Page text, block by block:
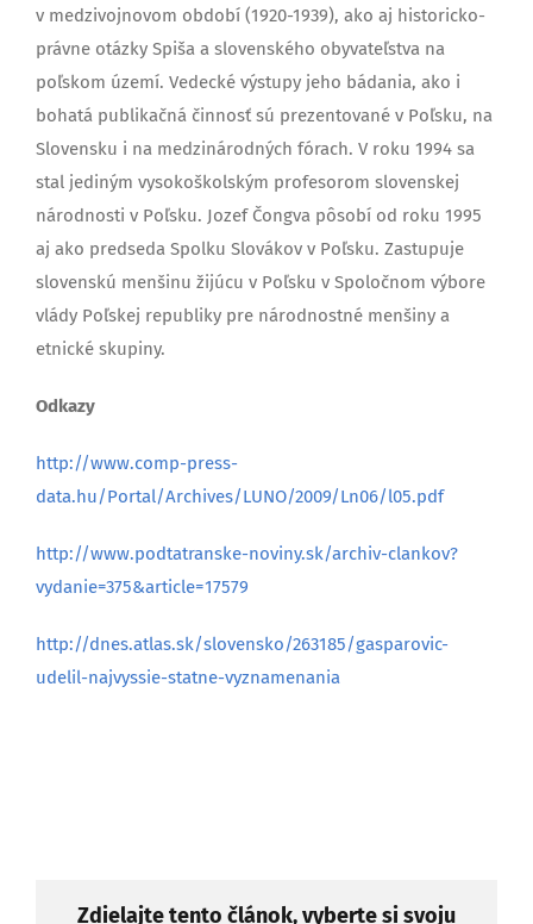
v medzivojnovom období (1920-1939), ako aj historicko-
právne otázky Spiša a slovenského obyvateľstva na
poľskom území. Vedecké výstupy jeho bádania, ako i
bohatá publikačná činnosť sú prezentované v Poľsku, na
Slovensku i na medzinárodných fórach. V roku 1994 sa
stal jediným vysokoškolským profesorom slovenskej
národnosti v Poľsku. Jozef Čongva pôsobí od roku 1995
aj ako predseda Spolku Slovákov v Poľsku. Zastupuje
slovenskú menšinu žijúcu v Poľsku v Spoločnom výbore
vlády Poľskej republiky pre národnostné menšiny a
etnické skupiny.
Odkazy
http://www.comp-press-
data.hu/Portal/Archives/LUNO/2009/Ln06/l05.pdf
http://www.podtatranske-noviny.sk/archiv-clankov?
vydanie=375&article=17579
http://dnes.atlas.sk/slovensko/263185/gasparovic-
udelil-najvyssie-statne-vyznamenania
Zdielajte tento článok, vyberte si svoju